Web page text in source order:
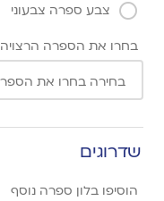
צבע ספרה צבעוני
בחרו את הספרה
שדרוגים
הוסיפו בלון ספרה נוסף